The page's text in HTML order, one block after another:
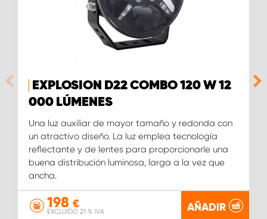
EXPLOSION D22 COMBO 120 W 12
000 LÚMENES
Una luz auxiliar de mayor tamaño y redonda con
un atractivo diseño. La luz emplea tecnología
reflectante y de lentes para proporcionarle una
buena distribución luminosa, larga a la vez que
ancha.
198 €
EXCLUIDO 21 % IVA AÑADIR